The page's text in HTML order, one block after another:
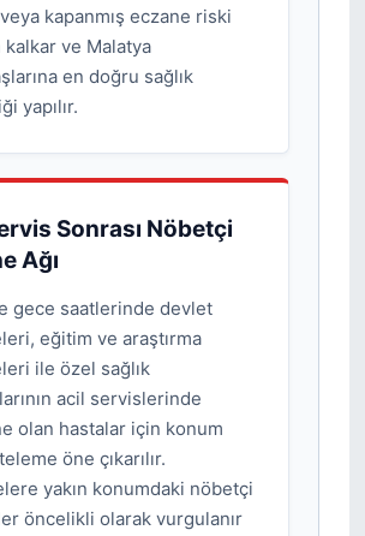
kapanmış eczane riski
ve Malatya
en doğru sağlık
yapılır.
Sonrası Nöbetçi
Ağı
gece saatlerinde devlet
eğitim ve araştırma
ile özel sağlık
acil servislerinde
olan hastalar için konum
öne çıkarılır.
yakın konumdaki nöbetçi
öncelikli olarak vurgulanır